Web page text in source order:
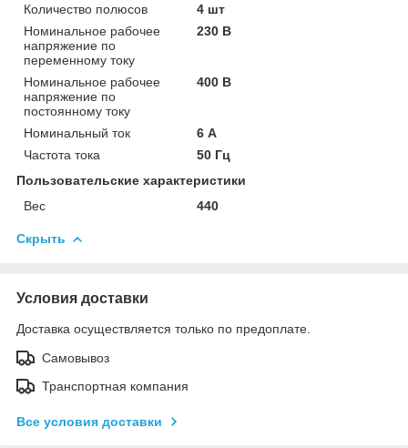
Количество полюсов
4 шт
Номинальное рабочее
напряжение по
переменному току
230 В
Номинальное рабочее
напряжение по
постоянному току
400 В
Номинальный ток
6 А
Частота тока
50 Гц
Пользовательские характеристики
Вес
440
Скрыть
Условия доставки
Доставка осуществляется только по предоплате.
Самовывоз
Транспортная компания
Все условия доставки